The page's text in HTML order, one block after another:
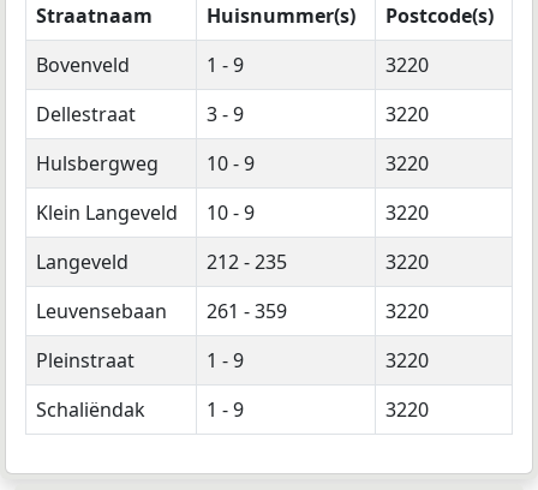
Straatnaam Huisnummer(s)
Postcode(s)
Bovenveld
1 - 9
3220
Dellestraat
3 - 9
3220
Hulsbergweg
10 - 9
3220
Klein Langeveld
10 - 9
3220
Langeveld
212 - 235
3220
Leuvensebaan
261 - 359
3220
Pleinstraat
1 - 9
3220
Schaliëndak
1 - 9 3220